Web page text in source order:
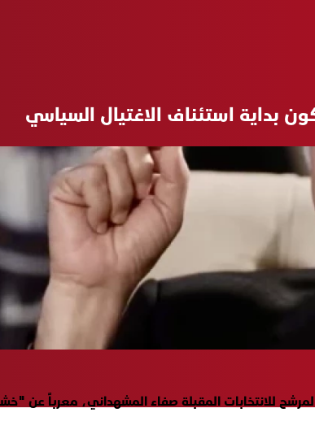
استئناف الاغتيال السياسي
اغتيال عضو مجلس محافظة بغداد المرشح للانتخابات المقبلة صفاء المشهداني،